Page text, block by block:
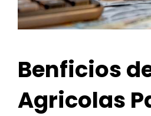
Benficios
Agricolas